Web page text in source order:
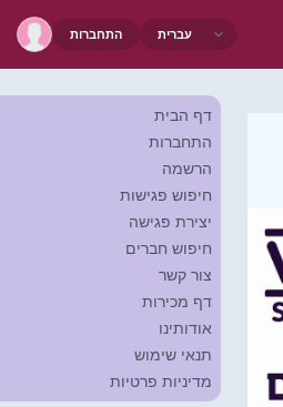
התחברות
דף הבית
התחברות
הרשמה
חיפוש פגישות
יצירת פגישה
חיפוש חברים
צור קשר
דף מכירות
אודותינו
תנאי שימוש
מדיניות פרטיות